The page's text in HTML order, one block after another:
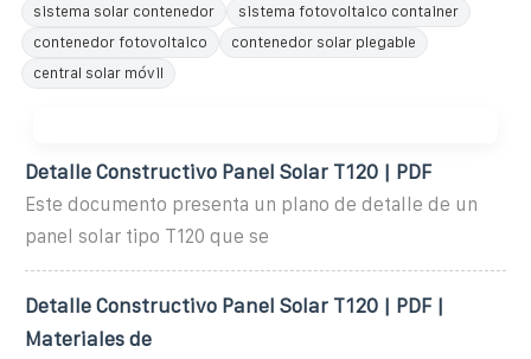
sistema solar contenedor
sistema fotovoltaico container
contenedor fotovoltaico
contenedor solar plegable
central solar móvil
Detalle Constructivo Panel Solar T120 | PDF
Este documento presenta un plano de detalle de un
panel solar tipo T120 que se
Detalle Constructivo Panel Solar T120 | PDF |
Materiales de